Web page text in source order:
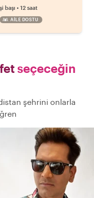
başı • 12 saat
AILE DOSTU
seçeceğin
şehrini onlarla